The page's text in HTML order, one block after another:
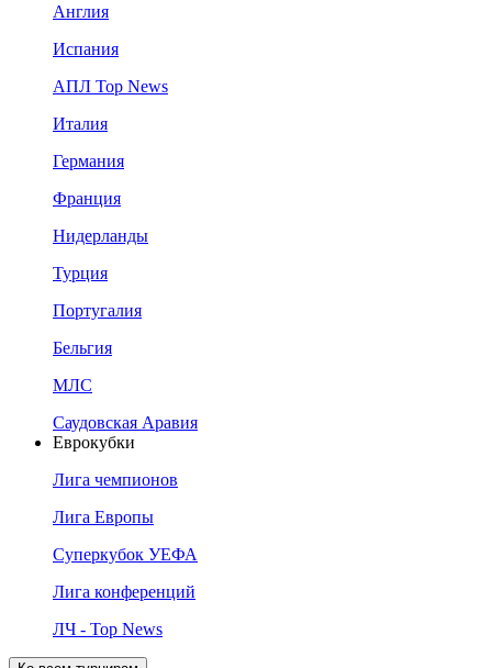
Англия
Испания
АПЛ Top News
Италия
Германия
Франция
Нидерланды
Турция
Португалия
Бельгия
МЛС
Саудовская Аравия
Еврокубки
Лига чемпионов
Лига Европы
Суперкубок УЕФА
Лига конференций
ЛЧ - Top News